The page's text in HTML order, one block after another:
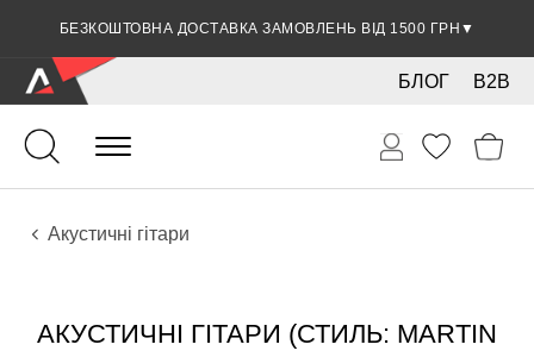
БЕЗКОШТОВНА ДОСТАВКА ЗАМОВЛЕНЬ ВІД 1500 ГРН ▼
B2B
БЛОГ
Гітари
Акустичні інструменти
Інструменти
Акустичні гітари
АКУСТИЧНІ ГІТАРИ (СТИЛЬ: MARTIN